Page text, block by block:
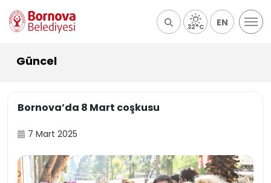
32°C EN
Güncel
Bornova’da 8 Mart coşkusu
7 Mart 2025